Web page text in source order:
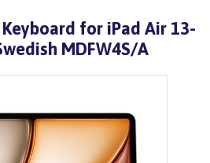
for iPad Air 13-
MDFW4S/A